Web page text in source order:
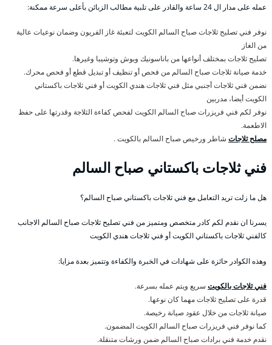
عمله على مدار ال 24 ساعة والقادر على تلبية مطالب الزبائن بأعلى سرعة ممكنة:
نوفر فني تصليح ثلاجات صباح السالم الكويت لتعبئة غاز الفريون وضمان نوعيات عالية
من الغاز
تصليح ثلاجات بمختلف أنواعها من باناسونيك وبوش وتوشيبا وغيرها.
خدمة صيانة ثلاجات صباح السالم من فحص أو تنظيف أو تبديل قطع أو فحص محرك.
نضمن فني ثلاجات أجنبي مثل فني ثلاجات هندي الكويت أو فني ثلاجات باكستاني
الكويت أيضا، مدربين
نوفر لكم فني فريزرات صباح السالم الكويت لفحص كفاءة الثلاجة وقدرتها على حفظ
الاطعمة.
مصلح ثلاجات شاطر ورخيص صباح السالم بالكويت .
فني ثلاجات باكستاني صباح السالم
هل ما زلت تريد التعامل مع فني ثلاجات باكستاني صباح السالم؟
يسرنا ان نقدم لكم كادر متخصص ومتميز من فني تصليح ثلاجات صباح السالم الاجانب
كالفني ثلاجات باكستاني الكويت أو فني ثلاجات هندي الكويت
وهذه الكوادر حائزة على شهادات في الخبرة والكفاءة وتتميز بعدة مزايا:
فني ثلاجات بالكويت سريع ويتم عمله بسرعة.
قدرة على تصليح ثلاجات مهما كان نوعها.
صيانة ثلاجات من خلال عقود صيانة رخيصة.
كما نوفر فني فريزرات صباح السالم الكويت المضمون.
نقدم خدمة فني برادات صباح السالم ضمن ورشات متنقلة.